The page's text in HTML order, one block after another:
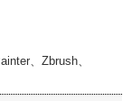
、Zbrush、